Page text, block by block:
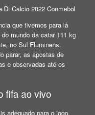
Calcio 2022 Conmebol
que tivemos para lá
mundo da catar 111 kg
no Sul Fluminens.
parar, as apostas de
e observadas até os
fifa ao vivo
adequado para o jogo.